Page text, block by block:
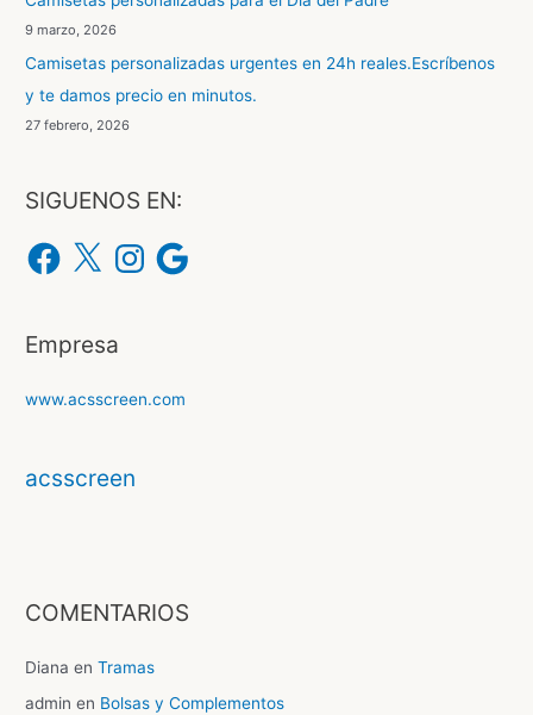
p
o
r
:
9 marzo, 2026
Camisetas personalizadas urgentes en 24h reales.Escríbenos
y te damos precio en minutos.
27 febrero, 2026
SIGUENOS EN:
F
a
c
o
k
X
n
s
r
a
G
o
o
Empresa
www.acsscreen.com
acsscreen
COMENTARIOS
Diana enTramas
admin en Bolsas y Complementos